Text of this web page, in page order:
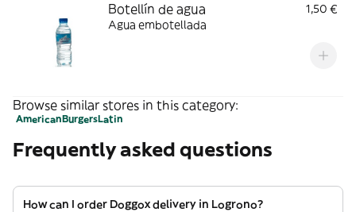
Botellín de agua
1,50 €
Agua embotellada
Browse similar stores in this category:
AmericanBurgersLatin
Frequently asked questions
How can I order Doggox delivery in Logrono?